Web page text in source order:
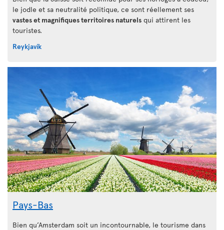
le jodle et sa neutralité politique, ce sont réellement ses
vastes et magnifiques territoires naturels qui attirent les
touristes.
Reykjavík
Pays-Bas
Bien qu’Amsterdam soit un incontournable, le tourisme dans